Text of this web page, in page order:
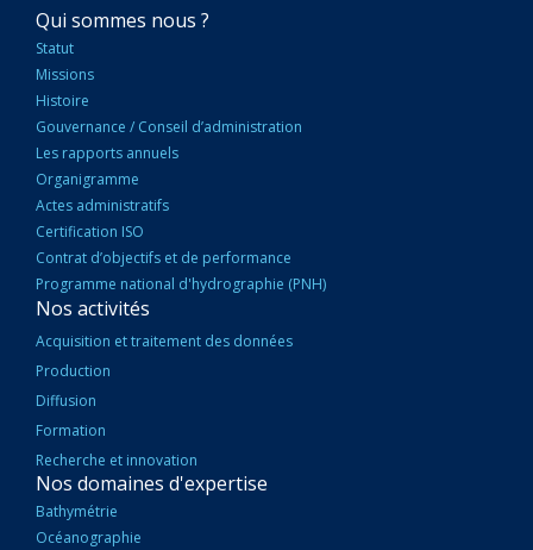
NAVIGATION
PRINCIPALE
Qui sommes nous ?
Statut
Missions
Histoire
Gouvernance / Conseil d’administration
Les rapports annuels
Organigramme
Actes administratifs
Certification ISO
Contrat d’objectifs et de performance
Programme national d'hydrographie (PNH)
Nos activités
Acquisition et traitement des données
Production
Diffusion
Formation
Recherche et innovation
Nos domaines d'expertise
Bathymétrie
Océanographie